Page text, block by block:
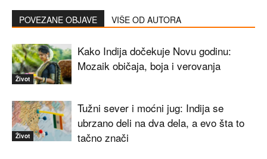
POVEZANE OBJAVE VIŠE OD AUTORA
Život
Kako Indija dočekuje Novu godinu:
Mozaik običaja, boja i verovanja
Život
Tužni sever i moćni jug: Indija se
ubrzano deli na dva dela, a evo šta to
tačno znači